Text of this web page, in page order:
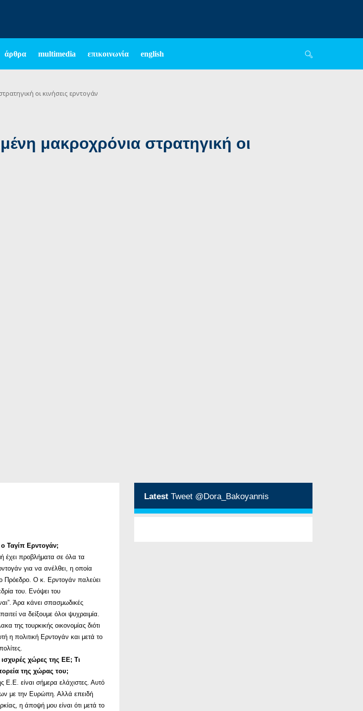
άρθρα multimedia επικοινωνία english
οι κινήσεις ερντογάν
μακροχρόνια στρατηγική οι
ο Ταγίπ Ερντογάν;
έχει προβλήματα σε όλα τα
για να ανέλθει, η οποία
Πρόεδρο. Ο κ. Ερντογάν παλεύει
του. Ενόψει του
Άρα κάνει σπασμωδικές
να δείξουμε όλοι ψυχραιμία.
της τουρκικής οικονομίας διότι
η πολιτική Ερντογάν και μετά το
ισχυρές χώρες της ΕΕ; Τι
της χώρας του;
Ε.Ε. είναι σήμερα ελάχιστες. Αυτό
με την Ευρώπη. Αλλά επειδή
η άποψή μου είναι ότι μετά το
Latest Tweet @Dora_Bakoyannis